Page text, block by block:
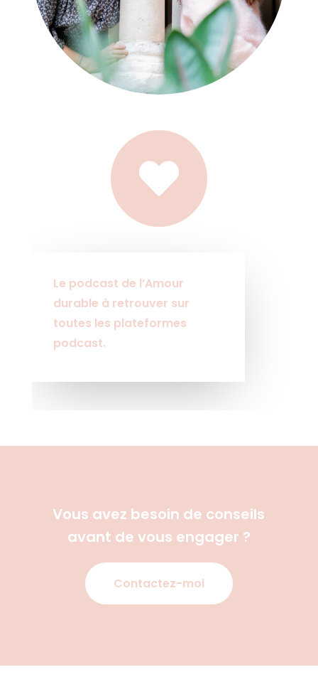

Le podcast de l’Amour
durable à retrouver sur
toutes les plateformes
podcast.
Vous avez besoin de conseils
avant de vous engager ?
Contactez-moi